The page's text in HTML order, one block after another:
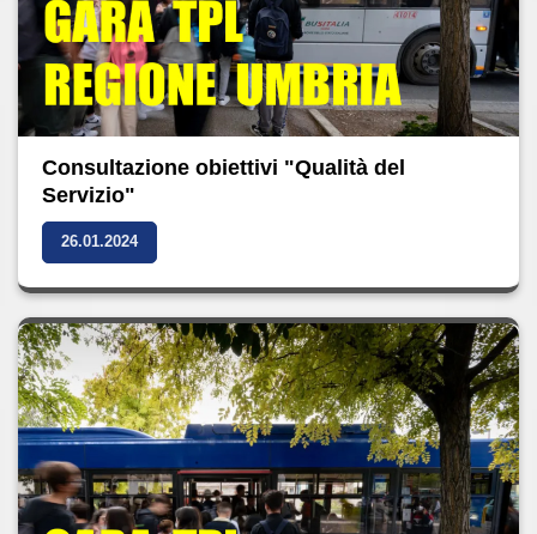
Consultazione obiettivi "Qualità del
Servizio"
26.01.2024